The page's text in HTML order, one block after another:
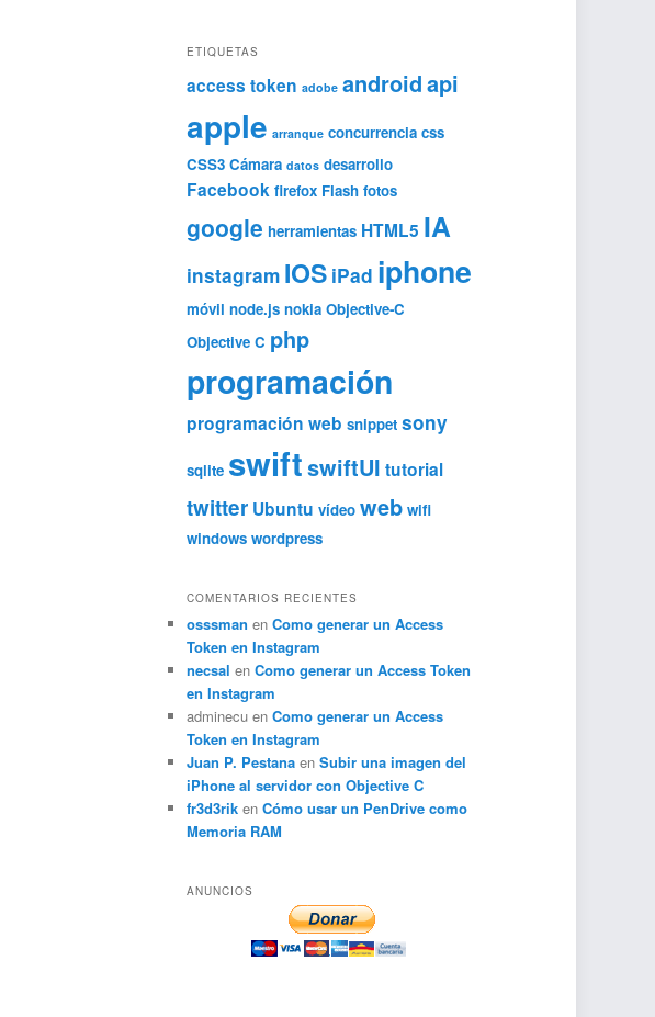
ETIQUETAS
access token adobe androidapi
apple arranque concurrencia css
CSS3 Cámara datos desarrollo
Facebook firefox Flash fotos
google herramientas HTML5 IA
instagram IOS iPad iphone
móvil node.js nokia Objective-C
Objective C php
programación
programación web snippet sony
sqlite swiftswiftUI tutorial
twitter Ubuntu vídeo web wifi
windows wordpress
COMENTARIOS RECIENTES
osssman en Como generar un Access
Token en Instagram
necsal en Como generar un Access Token
en Instagram
adminecuen Como generar un Access
Token en Instagram
Juan P. Pestanaen Subir una imagen del
iPhone al servidor con Objective C
fr3d3riken Cómo usar un PenDrive como
Memoria RAM
ANUNCIOS